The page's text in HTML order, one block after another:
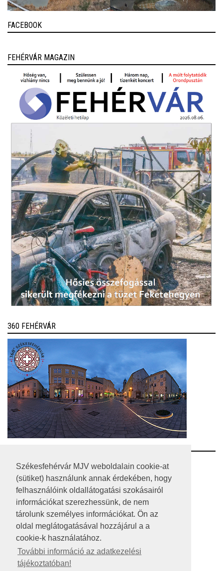
Székesfehérvár MJV weboldalain cookie-at
(sütiket) használunk annak érdekében, hogy
felhasználóink oldallátogatási szokásairól
információkat szerezhessünk, de nem
tárolunk személyes információkat. Ön az
oldal meglátogatásával hozzájárul a a
cookie-k használatához.
További információ az adatkezelési
tájékoztatóban!
FACEBOOK
FEHÉRVÁR MAGAZIN
360 FEHÉRVÁR
RSS
A HONLAP 2017.03.31-I ÁLLAPOTA
JOGI NYILATKOZAT
IMPRESSZUM
KÖZÉRDEKŰ ADATOK